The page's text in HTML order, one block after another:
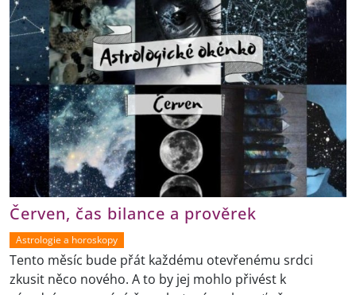
Červen, čas bilance a prověrek
Astrologie a horoskopy
Tento měsíc bude přát každému otevřenému srdci
zkusit něco nového. A to by jej mohlo přivést k